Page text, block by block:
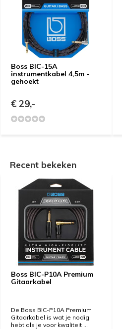
Boss BIC-15A
instrumentkabel 4,5m -
gehoekt
€ 29,-
Recent bekeken
Boss BIC-P10A Premium
Gitaarkabel
De Boss BIC-P10A Premium
Gitaarkabel is wat je nodig
hebt als je voor kwaliteit ...